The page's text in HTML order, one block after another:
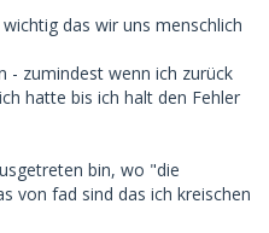
besagtes Geld.
noch das Gefühl, das sie
"Arbeit" verrichtet hat.
miteinander
nicht die "Idee eines
für mich.
das wir uns menschlich
- zumindest wenn ich zurück
hatte bis ich halt den Fehler
bin, wo "die
von fad sind das ich kreischen